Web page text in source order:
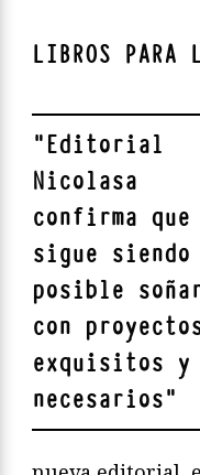
LIBROS PARA
"Editorial
Nicolasa
confirma que
sigue siendo
posible
con
exquisitos y
necesarios"